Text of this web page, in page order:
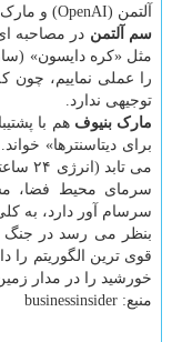
آلتمن (OpenAI) و مارک بنیوف (Salesforce) هم هم صدا شده اند.
سم آلتمن در مصاحبه
مثل «کره دایسون»
را عملی نماییم، چون
توجیهی ندارد.
مارک بنیوف هم با
برای دیتاسنترها»
می
سرمای محیط فضا،
سرسام آور دارد، به
بنظر می رسد در جنگ
قوی ترین الگوریتم را
خورشید را در مدار
منبع: businessinsider